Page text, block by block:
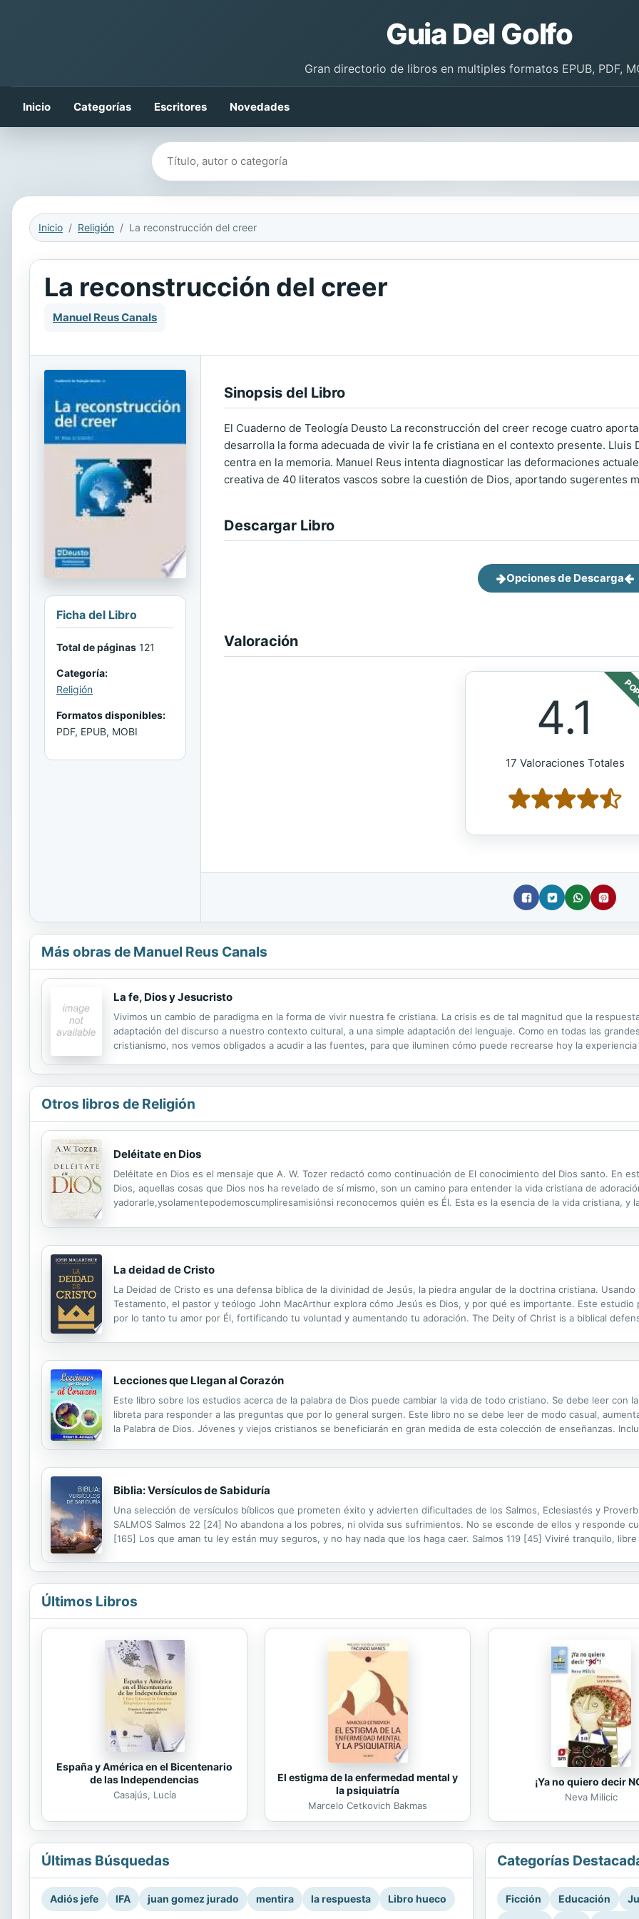
Guia Del Golfo
Gran directorio de libros en multiples formatos EPUB, PDF,
Inicio Categorías Escritores Novedades
Buscar libros
Inicio Religión La reconstrucción del creer
La reconstrucción del creer
Manuel Reus Canals
Ficha del Libro
Total de páginas 121
Categoría:
Religión
Formatos disponibles:
PDF, EPUB, MOBI
Sinopsis del Libro
El Cuaderno de Teología Deusto La reconstrucción del creer recoge cuatro
desarrolla la forma adecuada de vivir la fe cristiana en el contexto presente. Lluis
centra en la memoria. Manuel Reus intenta diagnosticar las deformaciones
creativa de 40 literatos vascos sobre la cuestión de Dios, aportando sugerentes
Descargar Libro
Opciones de Descarga
Valoración
4.1
17 Valoraciones Totales
Más obras de Manuel Reus Canals
La fe, Dios y Jesucristo
Vivimos un cambio de paradigma en la forma de vivir nuestra fe cristiana. La crisis es de tal magnitud que la
adaptación del discurso a nuestro contexto cultural, a una simple adaptación del lenguaje. Como en todas las
cristianismo, nos vemos obligados a acudir a las fuentes, para que iluminen cómo puede recrearse hoy la
Otros libros de Religión
Deléitate en Dios
Deléitate en Dios es el mensaje que A. W. Tozer redactó como continuación de El conocimiento del Dios santo. En
Dios, aquellas cosas que Dios nos ha revelado de sí mismo, son un camino para entender la vida cristiana de
yadorarle,ysolamentepodemoscumpliresamisiónsi reconocemos quién es Él. Esta es la esencia de la vida cristiana,
La deidad de Cristo
La Deidad de Cristo es una defensa bíblica de la divinidad de Jesús, la piedra angular de la doctrina cristiana.
Testamento, el pastor y teólogo John MacArthur explora cómo Jesús es Dios, y por qué es importante. Este
por lo tanto tu amor por Él, fortificando tu voluntad y aumentando tu adoración. The Deity of Christ is a biblical
Lecciones que Llegan al Corazón
Este libro sobre los estudios acerca de la palabra de Dios puede cambiar la vida de todo cristiano. Se debe leer con
libreta para responder a las preguntas que por lo general surgen. Este libro no se debe leer de modo casual,
la Palabra de Dios. Jóvenes y viejos cristianos se beneficiarán en gran medida de esta colección de enseñanzas.
Biblia: Versículos de Sabiduría
Una selección de versículos bíblicos que prometen éxito y advierten dificultades de los Salmos, Eclesiastés y
SALMOS Salmos 22 [24] No abandona a los pobres, ni olvida sus sufrimientos. No se esconde de ellos y responde
[165] Los que aman tu ley están muy seguros, y no hay nada que los haga caer. Salmos 119 [45] Viviré tranquilo,
Últimos Libros
España y América en el Bicentenario
de las Independencias
Casajús, Lucía
El estigma de la enfermedad mental y
la psiquiatría
Marcelo Cetkovich Bakmas
¡Ya no quiero decir
Neva Milicic
Últimas Búsquedas
Adiós jefe IFA juan gomez jurado mentira la respuesta Libro hueco
Categorías
Ficción Educación